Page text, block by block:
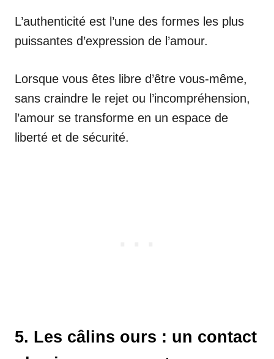
L’authenticité est l’une des formes les plus
puissantes d’expression de l’amour.
Lorsque vous êtes libre d’être vous-même,
sans craindre le rejet ou l’incompréhension,
l’amour se transforme en un espace de
liberté et de sécurité.
5. Les câlins ours : un contact